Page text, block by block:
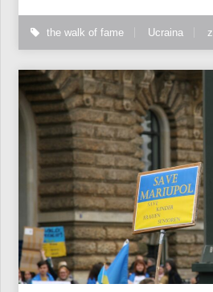
the walk of fame Ucraina